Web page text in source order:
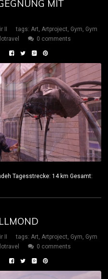
MIT
II tags: Art, Artproject, Gym, Gym
0 comments
Tagesstrecke: 14 km Gesamt:
II tags: Art Artproject Gym Gym
0 comments